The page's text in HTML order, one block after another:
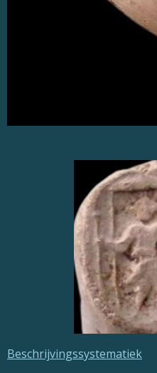
Beschrijvingssystematiek